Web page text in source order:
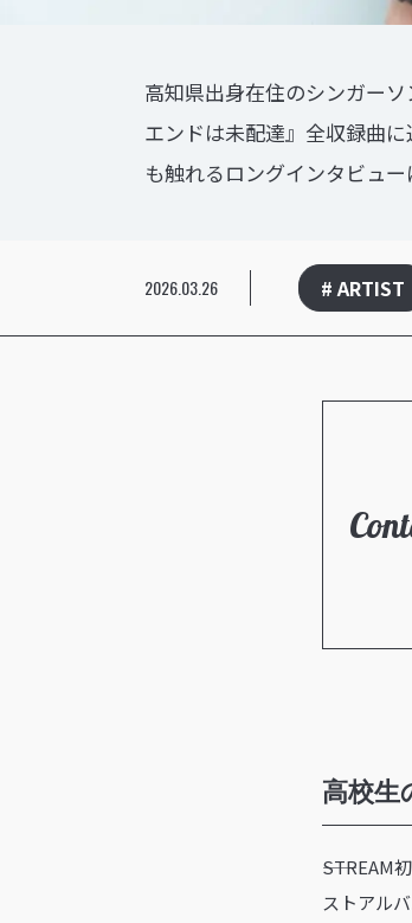
高知県出身在住のシンガー
エンドは未配達』全収録曲
も触れるロングインタビュー
2026.03.26 # ARTIST
高校生
ストアル